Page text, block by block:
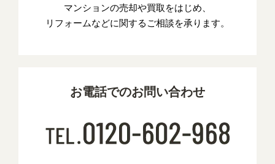
マンションの売却や買取をはじめ、
リフォームなどに関するご相談を承ります。
お電話でのお問い合わせ